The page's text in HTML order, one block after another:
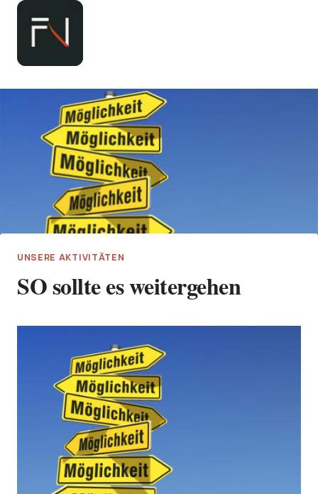
Zum
springen
UNSERE AKTIVITÄTEN
SO sollte es weitergehen